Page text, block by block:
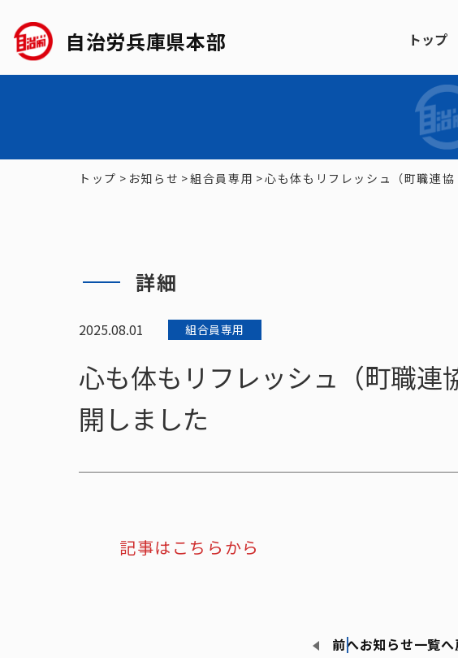
自治労兵庫県本部 トップ
トップ > お知らせ >組合員専用 >心も体もリフレッシュ（町職連
詳細
2025.08.01 組合員専用
心も体もリフレッシュ（町職連
開しました
記事はこちらから
前へお知らせ一覧